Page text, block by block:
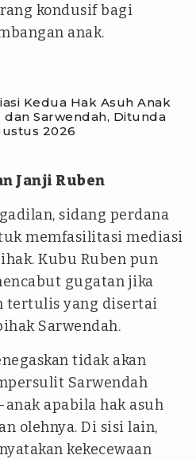
kondusif bagi
anak.
Kedua Hak Asuh Anak
dan Sarwendah, Ditunda
2026
Janji Ruben
sidang perdana
memfasilitasi mediasi
Kubu Ruben pun
gugatan jika
tertulis yang disertai
Sarwendah.
tidak akan
Sarwendah
apabila hak asuh
olehnya. Di sisi lain,
kekecewaan